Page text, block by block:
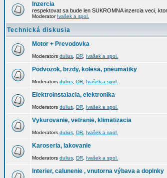
Inzercia
respektovat sa bude len SUKROMNA inzercia veci,
Moderator Ivašek a spol.
Technická diskusia
Motor + Prevodovka
Moderators dulius DR Ivašek a spol.
Podvozok, brzdy, kolesa, pneumatiky
Moderators dulius DR Ivašek a spol.
Elektroinstalacia, elektronika
Moderators dulius DR Ivašek a spol.
Vykurovanie, vetranie, klimatizacia
Moderators dulius DR Ivašek a spol.
Karoseria, lakovanie
Moderators dulius DR Ivašek a spol.
Interier, calunenie , vnutorna výbava a doplnky